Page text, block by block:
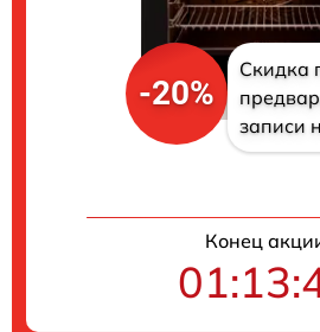
-20%
Скидка
записи
Конец